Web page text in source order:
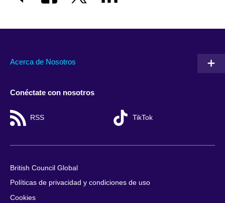
Acerca de Nosotros
Conéctate con nosotros
RSS TikTok
British Council Global
Políticas de privacidad y condiciones de uso
Cookies